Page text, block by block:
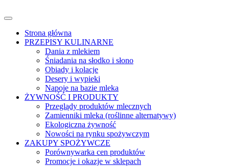
Strona główna
PRZEPISY KULINARNE
Dania z mlekiem
Śniadania na słodko i słono
Obiady i kolacje
Desery i wypieki
Napoje na bazie mleka
ŻYWNOŚĆ I PRODUKTY
Przeglądy produktów mlecznych
Zamienniki mleka (roślinne alternatywy)
Ekologiczna żywność
Nowości na rynku spożywczym
ZAKUPY SPOŻYWCZE
Porównywarka cen produktów
Promocje i okazje w sklepach